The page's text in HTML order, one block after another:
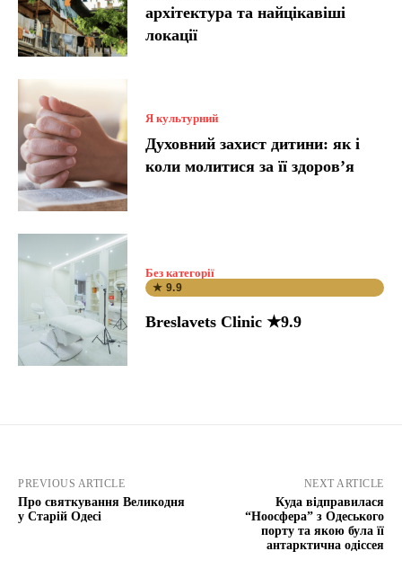
архітектура та найцікавіші
локації
Я культурний
Духовний захист дитини: як і
коли молитися за її здоров’я
Без категорії
★ 9.9
Breslavets Clinic ★9.9
PREVIOUS ARTICLE
Про святкування Великодня
у Старій Одесі
NEXT ARTICLE
Куда відправилася
“Ноосфера” з Одеського
порту та якою була її
антарктична одіссея